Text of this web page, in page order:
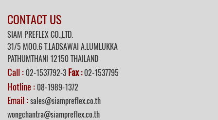
CONTACT US
SIAM PREFLEX CO.,LTD.
31/5 MOO.6 T.LADSAWAI A.LUMLUKKA
PATHUMTHANI 12150 THAILAND
Call :02-1537792-3 Fax:02-1537795
Hotline :08-1989-1372
Email : sales@siampreflex.co.th
wongchantra@siampreflex.co.th